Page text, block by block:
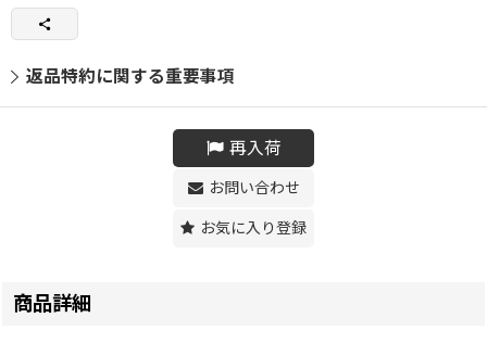
返品特約に関する重要事項
再入荷
お問い合わせ
お気に入り登録
商品詳細